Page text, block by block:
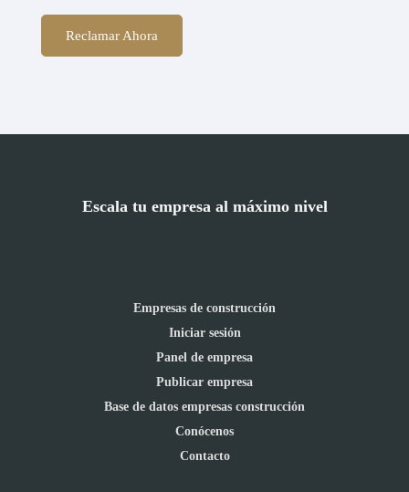
Reclamar Ahora
Escala tu empresa al máximo nivel
Empresas de construcción
Iniciar sesión
Panel de empresa
Publicar empresa
Base de datos empresas construcción
Conócenos
Contacto